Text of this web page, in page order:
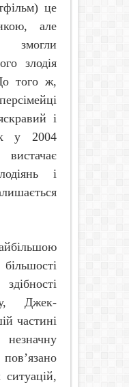
це
але
змогли
злодія
того ж,
і
у 2004
і
Джек-
частині
незначну
ситуацій,